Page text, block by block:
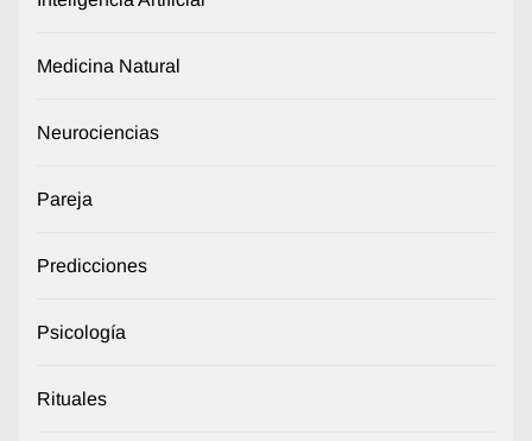
Medicina Natural
Neurociencias
Pareja
Predicciones
Psicología
Rituales